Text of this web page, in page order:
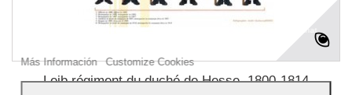
Leib régiment du duché de Hesse, 1800-1814
Our webstore uses cookies to offer a better user experience and we consider that
Más Información Customize Cookies